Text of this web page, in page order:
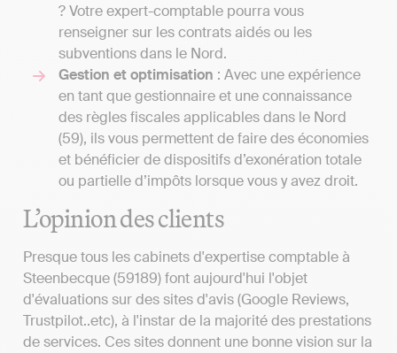
? Votre expert-comptable pourra vous
renseigner sur les contrats aidés ou les
subventions dans le Nord.
Gestion et optimisation : Avec une expérience
en tant que gestionnaire et une connaissance
des règles fiscales applicables dans le Nord
(59), ils vous permettent de faire des économies
et bénéficier de dispositifs d’exonération totale
ou partielle d’impôts lorsque vous y avez droit.
L’opinion des clients
Presque tous les cabinets d'expertise comptable à
Steenbecque (59189) font aujourd'hui l'objet
d'évaluations sur des sites d'avis (Google Reviews,
Trustpilot..etc), à l'instar de la majorité des prestations
de services. Ces sites donnent une bonne vision sur la